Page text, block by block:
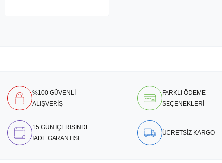
%100 GÜVENLİ
ALIŞVERİŞ
FARKLI ÖDEME
SEÇENEKLERİ
15 GÜN İÇERİSİNDE
İADE GARANTİSİ
ÜCRETSİZ KARGO